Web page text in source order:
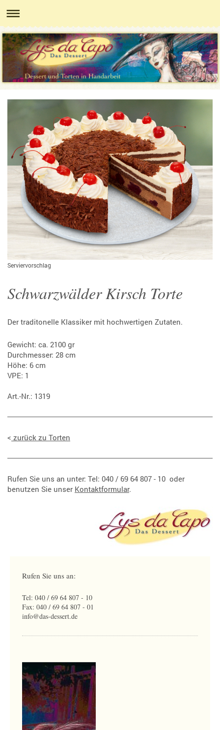
Serviervorschlag
Schwarzwälder Kirsch Torte
Der traditonelle Klassiker mit hochwertigen Zutaten.
Gewicht: ca. 2100 gr
Durchmesser: 28 cm
Höhe: 6 cm
VPE: 1
Art.-Nr.: 1319
< zurück zu Torten
Rufen Sie uns an unter: Tel: 040 / 69 64 807 - 10 oder
benutzen Sie unser Kontaktformular.
Rufen Sie uns an:
Tel: 040 / 69 64 807 - 10
Fax: 040 / 69 64 807 - 01
info@das-dessert.de